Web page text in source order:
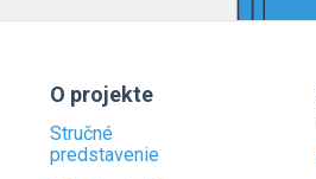
O projekte
Stručné
predstavenie